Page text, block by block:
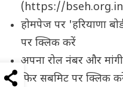
(https://
होमपेज पर 'हरियाणा
पर क्लिक करें
अपना रोल नंबर और
फिर सबमिट पर क्लिक